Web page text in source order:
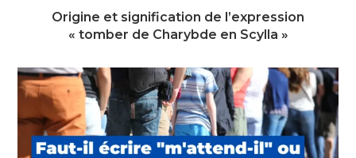
Origine et signification de l’expression
« tomber de Charybde en Scylla »